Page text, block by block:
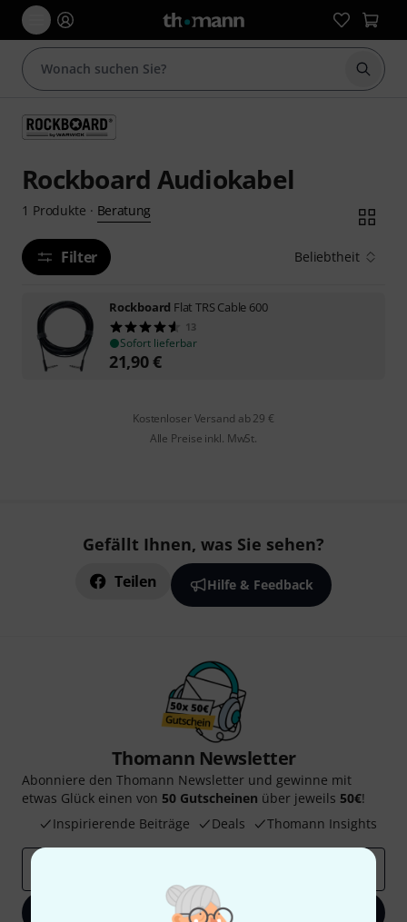
Suche
Rockboard Audiokabel
1 Produkte · Beratung
Filter Beliebtheit
Rockboard Flat TRS Cable 600
13
Sofort lieferbar
21,90€
Kostenloser Versand ab 29 €
Alle Preise inkl. MwSt.
Gefällt Ihnen, was Sie sehen?
Teilen Hilfe & Feedback
Thomann Newsletter
Abonniere den Thomann Newsletter und gewinne mit
etwas Glück einen von 50 Gutscheinen über jeweils 50€!
Inspirierende Beiträge
Deals Thomann Insights
Jetzt anmelden